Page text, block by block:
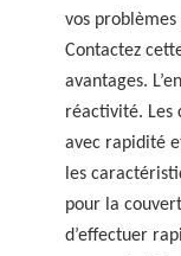
vos
Contactez
avantages.
réactivité. Les
avec rapidité
les
pour la
d’effectuer